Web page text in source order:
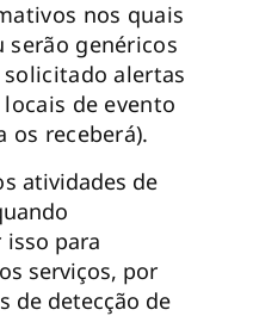
nos quais
serão genéricos
alertas
de evento
os receberá).
atividades de
isso para
serviços, por
de detecção de